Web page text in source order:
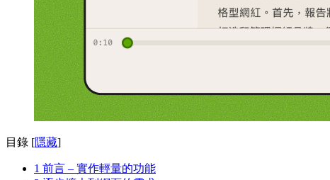
目錄 [隱藏]
1 前言 – 實作輕量的功能